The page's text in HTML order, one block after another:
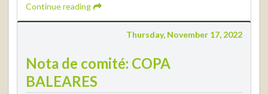
Continue reading
Thursday, November 17, 2022
Nota de comité: COPA
BALEARES
2026 © Real Federación Andaluza de Golf
Cookies Policy
Legal note